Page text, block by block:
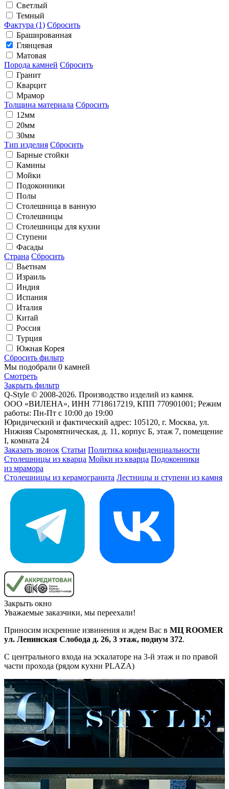
Светлый
Темный
Фактура (1) Сбросить
Брашированная
Глянцевая
Матовая
Порода камней Сбросить
Гранит
Кварцит
Мрамор
Толщина материала Сбросить
12мм
20мм
30мм
Тип изделия Сбросить
Барные стойки
Камины
Мойки
Подоконники
Полы
Столешница в ванную
Столешницы
Столешницы для кухни
Ступени
Фасады
Страна Сбросить
Вьетнам
Израиль
Индия
Испания
Италия
Китай
Россия
Турция
Южная Корея
Сбросить фильтр
Мы подобрали 0 камней
Смотреть
Закрыть фильтр
Q-Style © 2008-2026. Производство изделий из камня.
ООО «ВИЛЕНА», ИНН 7718617219, КПП 770901001; Режим
работы: Пн-Пт с 10:00 до 19:00
Юридический и фактический адрес: 105120, г. Москва, ул.
Нижняя Сыромятническая, д. 11, корпус Б, этаж 7, помещение
I, комната 24
Заказать звонок Статьи Политика конфиденциальности
Столешницы из кварца Мойки из кварца Подоконники
из мрамора
Столешницы из керамогранита Лестницы и ступени из камня
Закрыть окно
Уважаемые заказчики, мы переехали!
Приносим искренние извинения и ждем Вас в МЦ ROOMER
ул. Ленинская Слобода д. 26, 3 этаж, подиум 372.
С центрального входа на эскалаторе на 3-й этаж и по правой
части прохода (рядом кухни PLAZA)